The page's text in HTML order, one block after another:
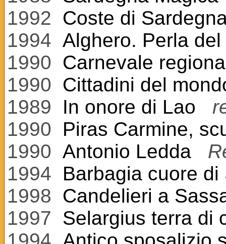
1992 Coste di
1994 Alghero. Perla
1990 Carnevale
1990 Cittadini del
1989 In onore di Lao
1990 Piras Carmine,
1990 Antonio Ledda
1994 Barbagia cuore di
1998 Candelieri a
1997 Selargius terra di